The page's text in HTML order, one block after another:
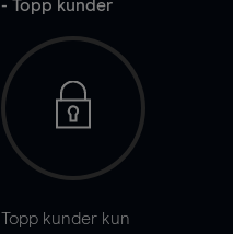
- Topp kunder
Topp kunder kun